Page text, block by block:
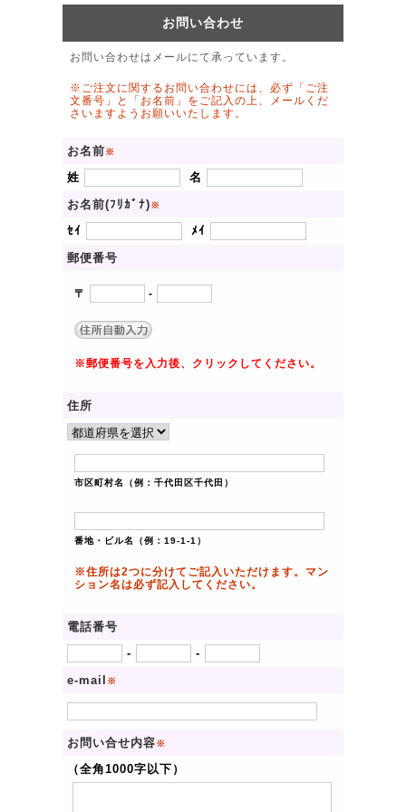
お問い合わせ
お問い合わせはメールにて承っています。
※ご注文に関するお問い合わせには、必ず「ご注
文番号」と「お名前」をご記入の上、メールくだ
さいますようお願いいたします。
お名前※
姓
名
お名前(ﾌﾘｶﾞﾅ)※
ｾｲ
ﾒｲ
郵便番号
〒 -
※郵便番号を入力後、クリックしてください。
住所
市区町村名（例：千代田区千代田）
番地・ビル名（例：19-1-1）
※住所は2つに分けてご記入いただけます。マン
ション名は必ず記入してください。
電話番号
-
-
e-mail
※
お問い合せ内容※
（全角1000字以下）